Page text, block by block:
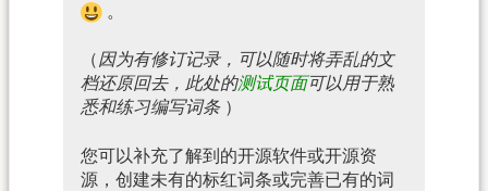
。
（因为有修订记录，可以随时将弄乱的文
档还原回去，此处的测试页面可以用于熟
悉和练习编写词条）
您可以补充了解到的开源软件或开源资
源，创建未有的标红词条或完善已有的词